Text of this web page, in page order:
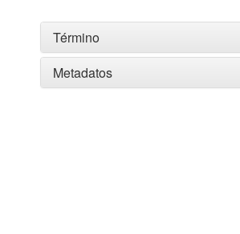
Término
Metadatos